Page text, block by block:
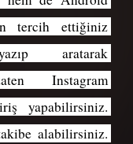
tercih ettiğiniz
aratarak
Instagram
yapabilirsiniz.
alabilirsiniz.